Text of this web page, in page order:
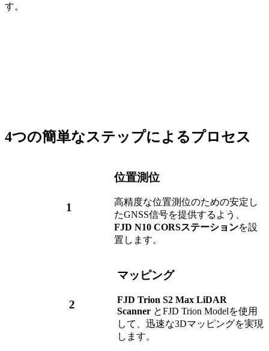
す。
4つの簡単なステップによるプロセス
1
位置測位
高精度な位置測位のための安定し
たGNSS信号を提供するよう、
FJD N10 CORSステーションを設
置します。
2
マッピング
FJD Trion S2 Max LiDAR
Scanner とFJD Trion Modelを使用
して、迅速な3Dマッピングを実現
します。